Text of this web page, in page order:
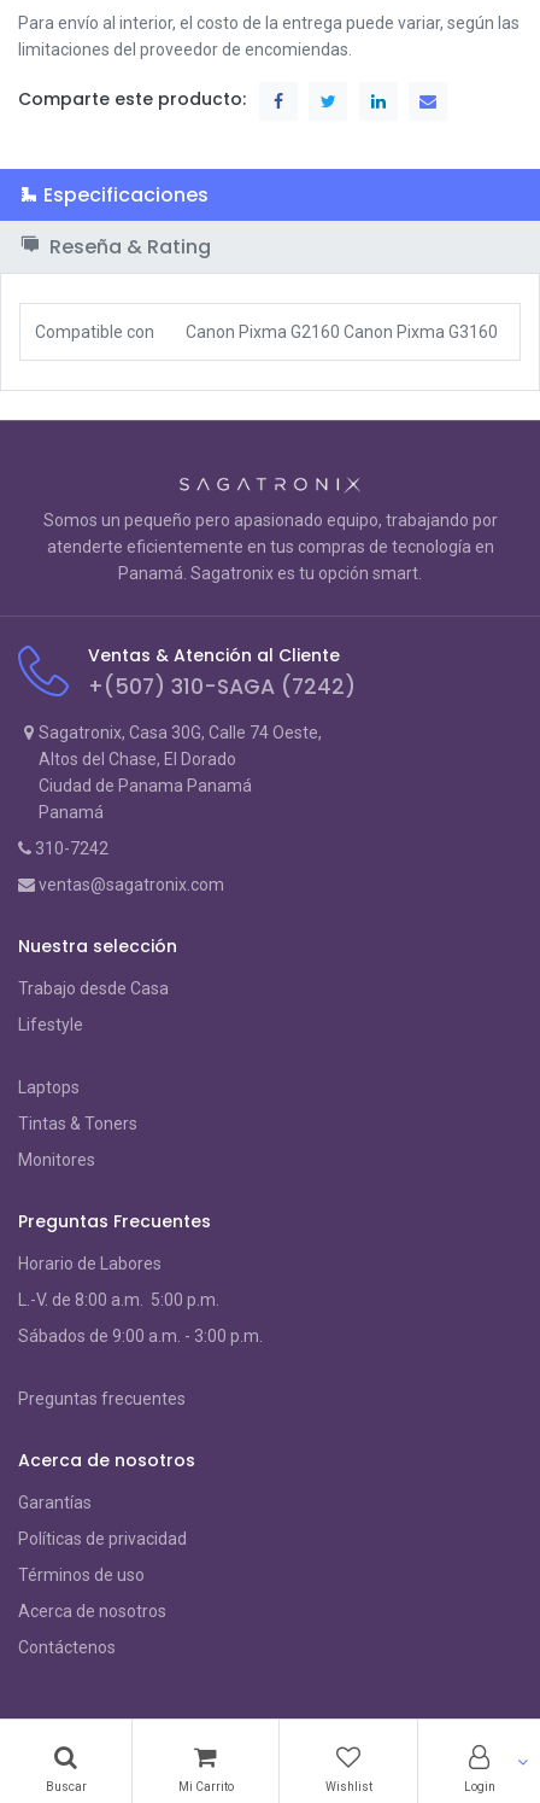
Buscar Mi Carrito Wishlist Login
Para envío al interior, el costo de la entrega puede variar, según las
limitaciones del proveedor de encomiendas.
Comparte este producto:
Especificaciones
Reseña & Rating
Compatible con Canon Pixma G2160 Canon Pixma G3160
Somos un pequeño pero apasionado equipo, trabajando por
atenderte eficientemente en tus compras de tecnología en
Panamá. Sagatronix es tu opción smart.
Ventas & Atención al Cliente
+(507) 310-SAGA (7242)
Sagatronix, Casa 30G, Calle 74 Oeste,
Altos del Chase, El Dorado
Ciudad de Panama Panamá
Panamá
310-7242
ventas@sagatronix.com
Nuestra selección
Trabajo desde Casa
Lifestyle
Laptops
Tintas & Toners
Monitores
Preguntas Frecuentes
Horario de Labores
L.-V. de 8:00 a.m. 5:00 p.m.
Sábados de 9:00 a.m. - 3:00 p.m.
Preguntas frecuentes
Acerca de nosotros
Garantías
Políticas de privacidad
Términos de uso
Acerca de nosotros
Contáctenos